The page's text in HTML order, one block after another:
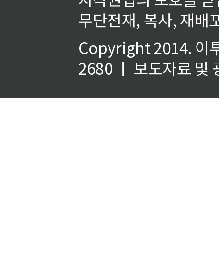
무단전재, 복사, 재배
Copyright 2014. 이
2680 ㅣ 보도자료